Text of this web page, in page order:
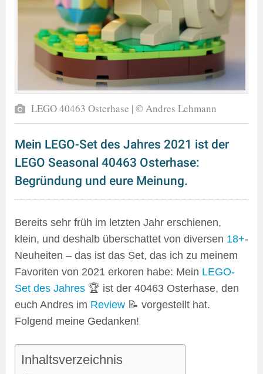
LEGO 40463 Osterhase | © Andres Lehmann
Mein LEGO-Set des Jahres 2021 ist der
LEGO Seasonal 40463 Osterhase:
Begründung und eure Meinung.
Bereits sehr früh im letzten Jahr erschienen,
klein, und deshalb überschattet von diversen 18+-
Neuheiten – das ist das Set, das ich zu meinem
Favoriten von 2021 erkoren habe: Mein LEGO-
Set des Jahres 🏆 ist der 40463 Osterhase, den
euch Andres im Review 📝 vorgestellt hat.
Folgend meine Gedanken!
Inhaltsverzeichnis